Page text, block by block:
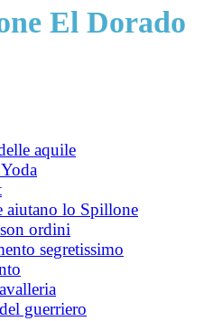
El Dorado
aquile
aiutano lo Spillone
ordini
segretissimo
guerriero